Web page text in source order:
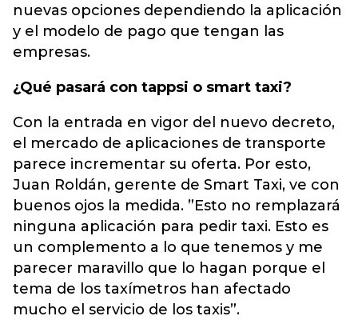
nuevas opciones dependiendo la aplicación
y el modelo de pago que tengan las
empresas.
¿Qué pasará con tappsi o smart taxi?
Con la entrada en vigor del nuevo decreto,
el mercado de aplicaciones de transporte
parece incrementar su oferta. Por esto,
Juan Roldán, gerente de Smart Taxi, ve con
buenos ojos la medida. ”Esto no remplazará
ninguna aplicación para pedir taxi. Esto es
un complemento a lo que tenemos y me
parecer maravillo que lo hagan porque el
tema de los taxímetros han afectado
mucho el servicio de los taxis”.